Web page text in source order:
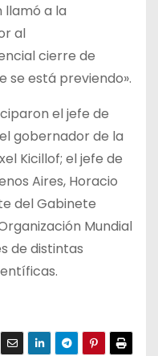
llamó a la
al
cierre de
se está previendo».
el jefe de
gobernador de la
Kicillof; el jefe de
Aires, Horacio
del Gabinete
Mundial
de distintas